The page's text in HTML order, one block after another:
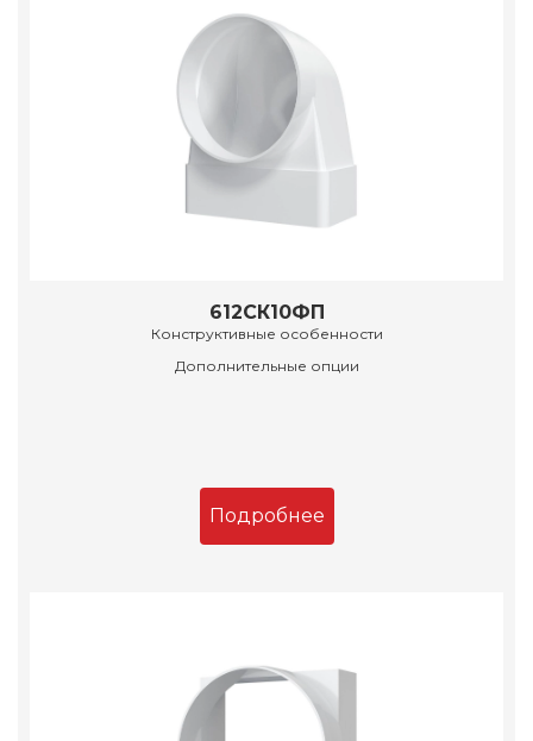
612СК10ФП
Конструктивные особенности
Дополнительные опции
Подробнее